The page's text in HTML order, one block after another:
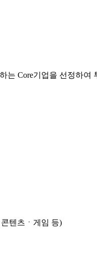
는 Core기업을 선정하
텐츠ㆍ게임 등)